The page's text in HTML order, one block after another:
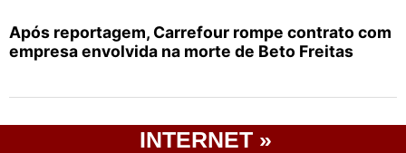
Após reportagem, Carrefour rompe contrato com
empresa envolvida na morte de Beto Freitas
INTERNET »